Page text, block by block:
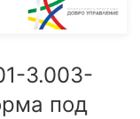
3.003-
под